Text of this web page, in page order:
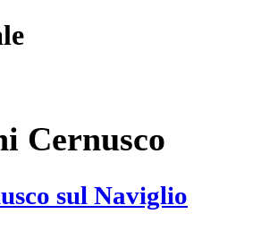
Cernusco
sul Naviglio